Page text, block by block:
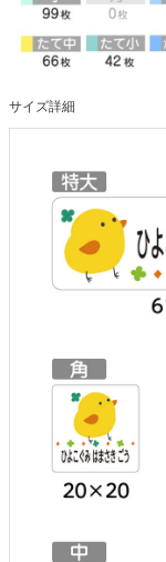
サイズ詳細